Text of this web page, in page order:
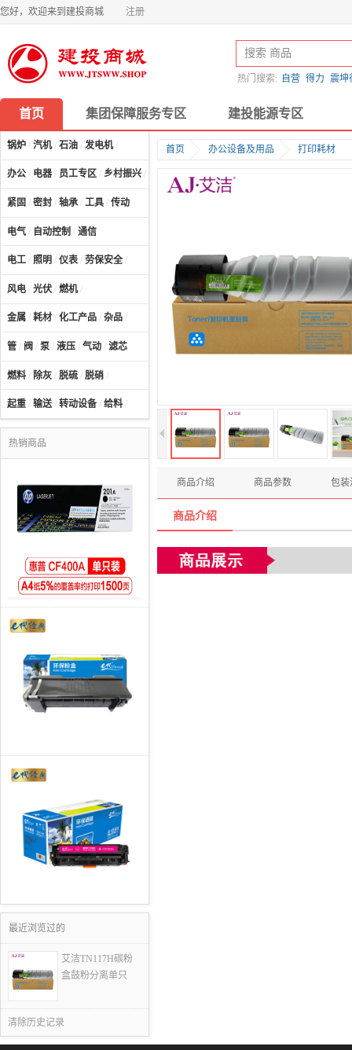
您好，欢迎来到建投商城 注册
热门搜索: 自营 得力 震坤
首页 集团保障服务专区 建投能源专区
锅炉 / 汽机/ 石油 / 发电机/
办公 / 电器 / 员工专区 / 乡村振兴 / 计算机及配件
紧固 / 密封 / 轴承 / 工具 / 传动
电气 / 自动控制 / 通信
电工 / 照明 / 仪表 / 劳保安全 /
风电 / 光伏 / 燃机/
金属 / 耗材 / 化工产品 / 杂品 /
管 / 阀 / 泵 / 液压 / 气动 / 滤芯
燃料 / 除灰 / 脱硫 / 脱硝 /
起重 / 输送/ 转动设备 / 给料 /
热销商品
最近浏览过的
艾洁TN117H碳粉
盒鼓粉分离单只
清除历史记录
首页 办公设备及用品 打印耗材
商品介绍 商品参数 包装
商品介绍